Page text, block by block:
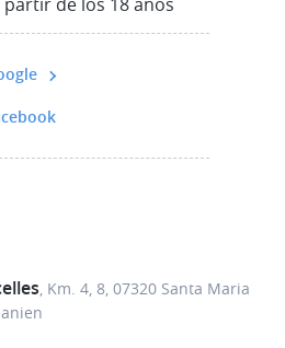
aromáticos, embutidos
, Km. 4, 8, 07320 Santa Maria